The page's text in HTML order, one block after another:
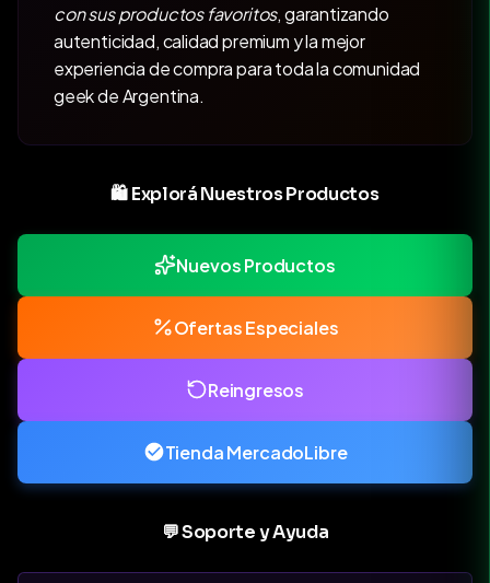
con sus productos favoritos, garantizando
autenticidad, calidad premium y la mejor
experiencia de compra para toda la comunidad
geek de Argentina.
🛍️ Explorá Nuestros Productos
Nuevos Productos
Ofertas Especiales
Reingresos
Tienda MercadoLibre
💬 Soporte y Ayuda